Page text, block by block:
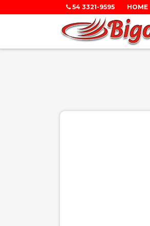
54 3321-9595 HOME